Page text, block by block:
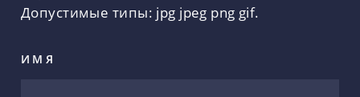
Допустимые типы: jpg jpeg png gif.
ИМЯ